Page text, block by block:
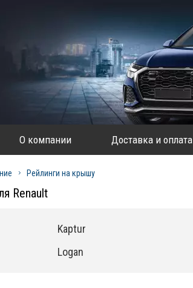
О компании Доставка и оплата
Рейлинги на крышу
Renault
Kaptur
Logan